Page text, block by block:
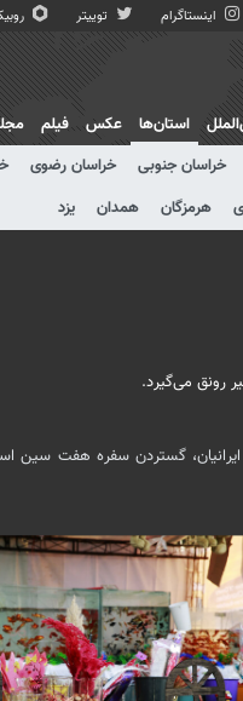
اینستاگرام توییتر
استان‌ها
خراسان جنوبی خراسان رضوی
هرمزگان همدان یزد
عکس فیلم
رونق می‌گیرد.
ایرانیان، گستردن سفره هفت سین